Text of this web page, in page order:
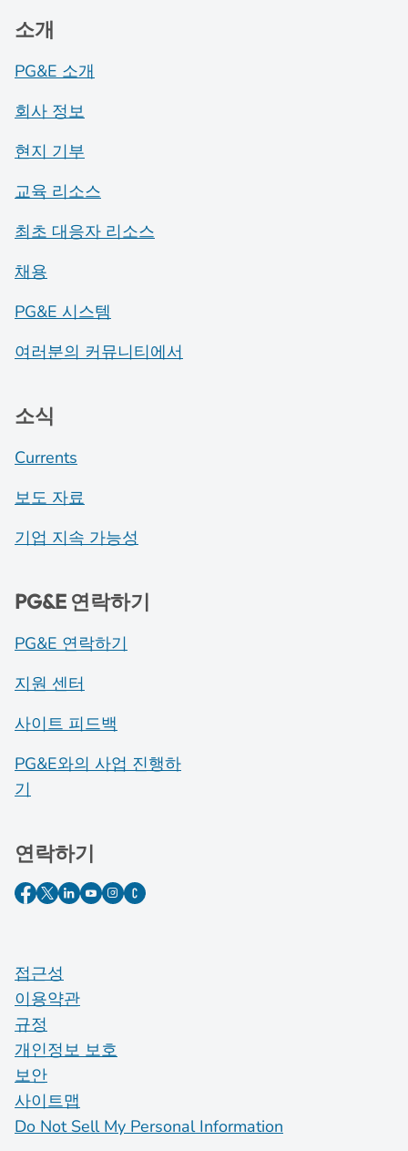
소개
PG&E 소개
회사 정보
현지 기부
교육 리소스
최초 대응자 리소스
채용
PG&E 시스템
여러분의 커뮤니티에서
소식
Currents
보도 자료
기업 지속 가능성
PG&E 연락하기
PG&E 연락하기
지원 센터
사이트 피드백
PG&E와의 사업 진행하
기
연락하기
접근성
이용약관
규정
개인정보 보호
보안
사이트맵
Do Not Sell My Personal Information